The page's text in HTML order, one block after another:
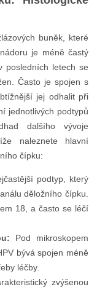
buněk, které
je méně častý
posledních letech se
Často je spojen s
jej odhalit při
jednotlivých podtypů
dalšího vývoje
naleznete hlavní
čípku:
podtyp, který
děložního čípku.
18, a často se léčí
Pod mikroskopem
bývá spojen méně
léčby.
zvýšenou